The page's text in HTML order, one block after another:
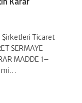
Şirketleri Ticaret
SERMAYE
MADDE 1–